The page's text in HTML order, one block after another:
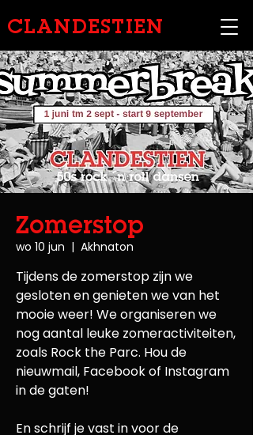
CLANDESTIEN
Zomerstop
wo 10 jun
  |
Akhnaton
Tijdens de zomerstop zijn we
gesloten en genieten we van het
mooie weer! We organiseren we
nog aantal leuke zomeractiviteiten,
zoals Rock the Parc. Hou de
nieuwmail, Facebook of Instagram
in de gaten!
En schrijf je vast in voor de